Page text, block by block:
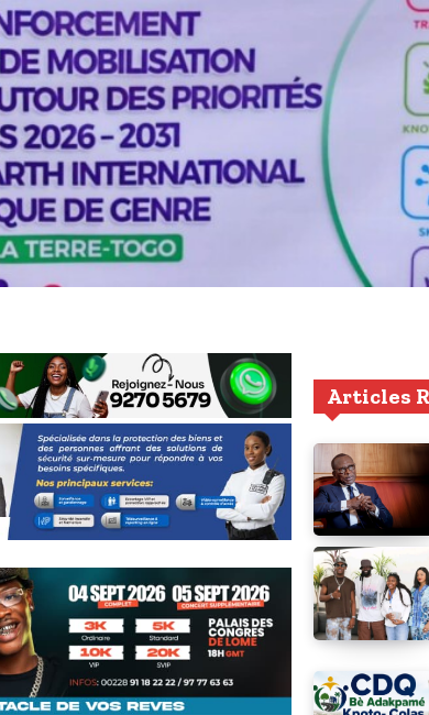
Articles